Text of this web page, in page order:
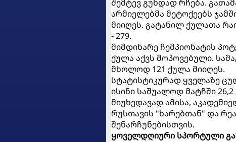
შემტევ გუნდად რჩება.
არმიელებმა მეტოქეებს
მიიღეს. გატანილ ქულათა
- 279.
მიმდინარე ჩემპიონატის
ქულა აქვს მოპოვებული.
მხოლოდ 121 ქულა მიიღეს.
სტატისტიკურად ყველაზე
ისინი საშუალოდ მატჩში
მიუხედავად ამისა,
რუსთავის "ხარებთან" და
შენარჩუნებისთვის.
ყოველდღიური სპორტული